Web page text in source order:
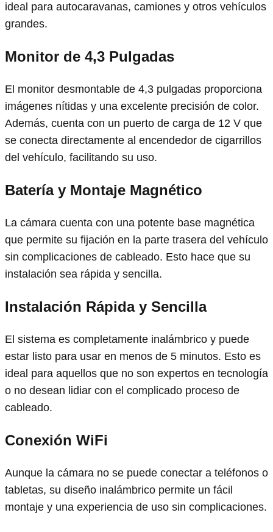
ideal para autocaravanas, camiones y otros vehículos
grandes.
Monitor de 4,3 Pulgadas
El monitor desmontable de 4,3 pulgadas proporciona
imágenes nítidas y una excelente precisión de color.
Además, cuenta con un puerto de carga de 12 V que
se conecta directamente al encendedor de cigarrillos
del vehículo, facilitando su uso.
Batería y Montaje Magnético
La cámara cuenta con una potente base magnética
que permite su fijación en la parte trasera del vehículo
sin complicaciones de cableado. Esto hace que su
instalación sea rápida y sencilla.
Instalación Rápida y Sencilla
El sistema es completamente inalámbrico y puede
estar listo para usar en menos de 5 minutos. Esto es
ideal para aquellos que no son expertos en tecnología
o no desean lidiar con el complicado proceso de
cableado.
Conexión WiFi
Aunque la cámara no se puede conectar a teléfonos o
tabletas, su diseño inalámbrico permite un fácil
montaje y una experiencia de uso sin complicaciones.